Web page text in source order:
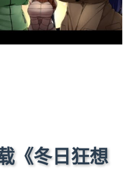
《冬日狂想